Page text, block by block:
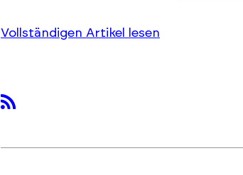
Vollständigen Artikel lesen
rss